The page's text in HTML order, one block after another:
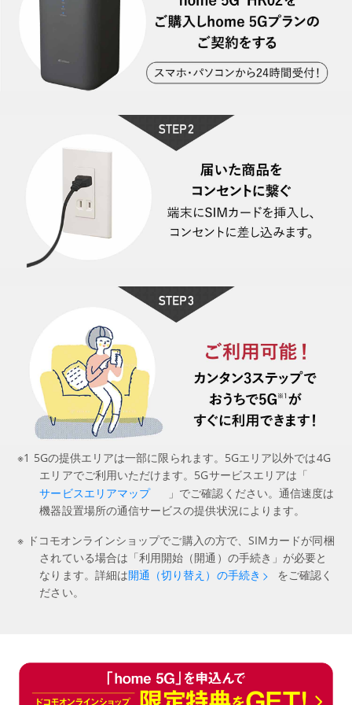
※1 5Gの提供エリアは一部に限られます。5Gエリア以外では4G
エリアでご利用いただけます。5Gサービスエリアは「
サービスエリアマップ
」でご確認ください。通信速度は
機器設置場所の通信サービスの提供状況によります。
※ ドコモオンラインショップでご購入の方で、SIMカードが同梱
されている場合は「利用開始（開通）の手続き」が必要と
なります。詳細は開通（切り替え）の手続き
をご確認く
ださい。